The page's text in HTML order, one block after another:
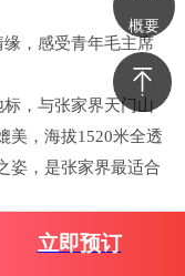
概要
立即预订
，感受青年毛主席
，与张家界天门山
美，海拔1520米全透
姿，是张家界最适合
，叹落差480米德夯